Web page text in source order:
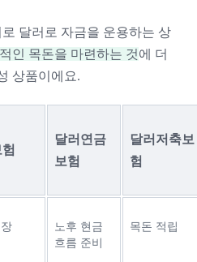
달러로 자금을 운용하는 상
인 목돈을 마련하는 것에 더
상품이에요.
달러연금
보험
달러저축보
험
노후 현금
흐름 준비
목돈 적립